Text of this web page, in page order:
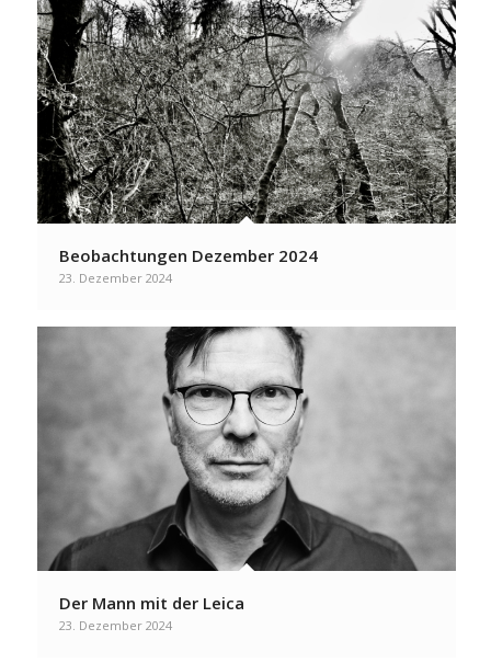
Beobachtungen Dezember 2024
23. Dezember 2024
Der Mann mit der Leica
23. Dezember 2024